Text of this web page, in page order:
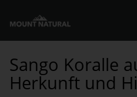
Sango Koralle
Herkunft und